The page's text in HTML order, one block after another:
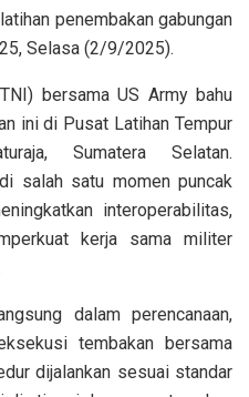
penembakan gabungan
Selasa (2/9/2025).
bersama US Army bahu
ini di Pusat Latihan Tempur
Sumatera Selatan.
salah satu momen puncak
interoperabilitas,
kerja sama militer
dalam perencanaan,
tembakan bersama
dijalankan sesuai standar